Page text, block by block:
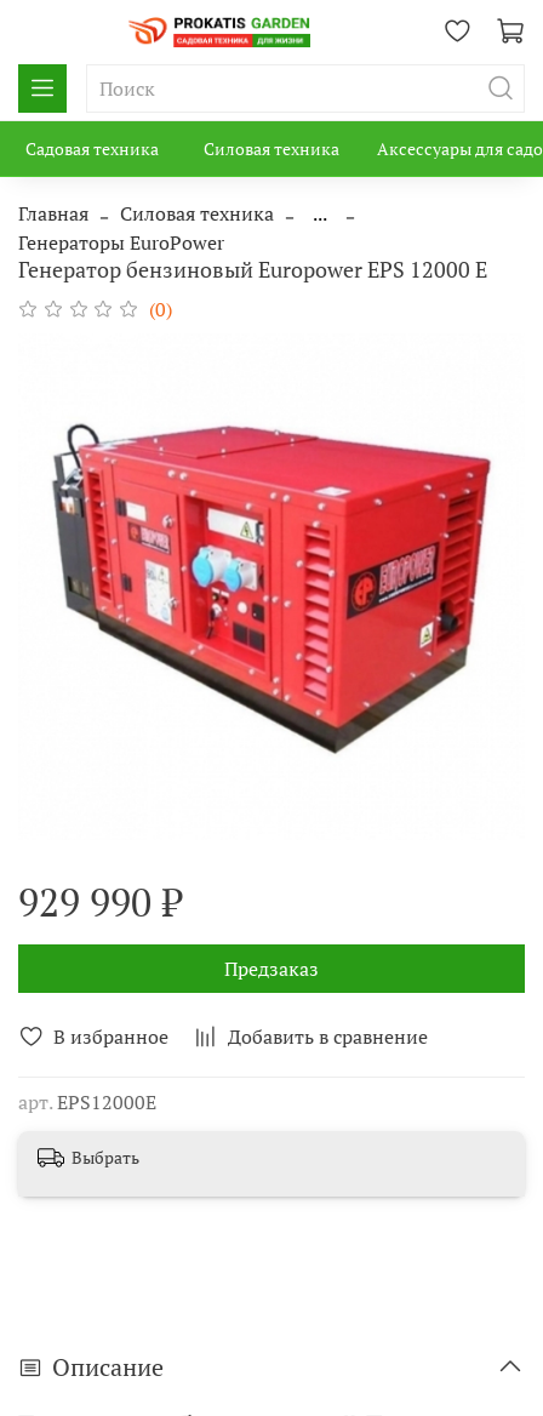
Садовая техника Силовая техника Аксессуары для
Главная Силовая техника
...
Генераторы EuroPower
Генератор бензиновый Europower EPS 12000 E
(0)
В избранное Добавить в сравнение
арт.EPS12000E
929 990 ₽
Предзаказ
Выбрать
Описание